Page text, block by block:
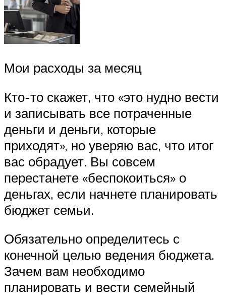
Мои расходы за месяц
Кто-то скажет, что «это нудно вести
и записывать все потраченные
деньги и деньги, которые
приходят», но уверяю вас, что итог
вас обрадует. Вы совсем
перестанете «беспокоиться» о
деньгах, если начнете планировать
бюджет семьи.
Обязательно определитесь с
конечной целью ведения бюджета.
Зачем вам необходимо
планировать и вести семейный